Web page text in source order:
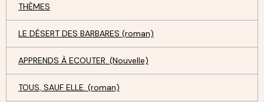
THÈMES
LE DÉSERT DES BARBARES (roman)
APPRENDS À ECOUTER. (Nouvelle)
TOUS, SAUF ELLE. (roman)